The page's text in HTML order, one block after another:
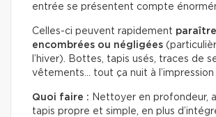
entrée se présentent compte
Celles-ci peuvent rapidement paraître
encombrées ou négligées
l’hiver). Bottes, tapis usés, traces de
vêtements… tout ça nuit à l’impression
Quoi faire : Nettoyer en profondeur,
tapis propre et simple, en plus